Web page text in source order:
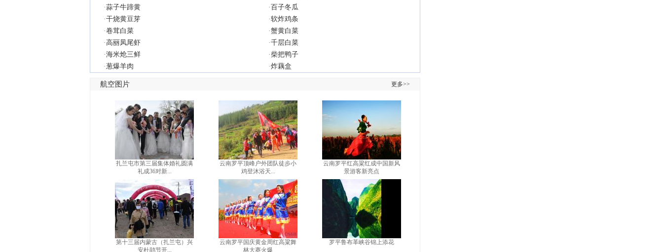
·蒜子牛蹄黄 ·百子冬瓜
·干烧黄豆芽 ·软炸鸡条
·卷茸白菜 ·蟹黄白菜
·高丽凤尾虾 ·千层白菜
·海米炝三鲜 · 柴把鸭子
·葱爆羊肉 ·炸藕盒
航空图片 更多>>
扎兰屯市第三届集体婚礼圆满
礼成36对新...
第十三届内蒙古（扎兰屯）兴
安杜鹃节开...
云南罗平顶峰户外团队徒步小
鸡登沐浴天...
云南罗平国庆黄金周红高粱舞
林大赛火爆
云南罗平红高粱红成中国新风
景游客新亮点
罗平鲁布革峡谷锦上添花